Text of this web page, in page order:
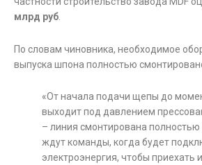
млрд руб.
По словам чиновника, необходимое
выпуска шпона полностью
«От начала подачи щепы до
выходит под давлением
– линия смонтирована
ждут команды, когда будет
электроэнергия, чтобы приехать